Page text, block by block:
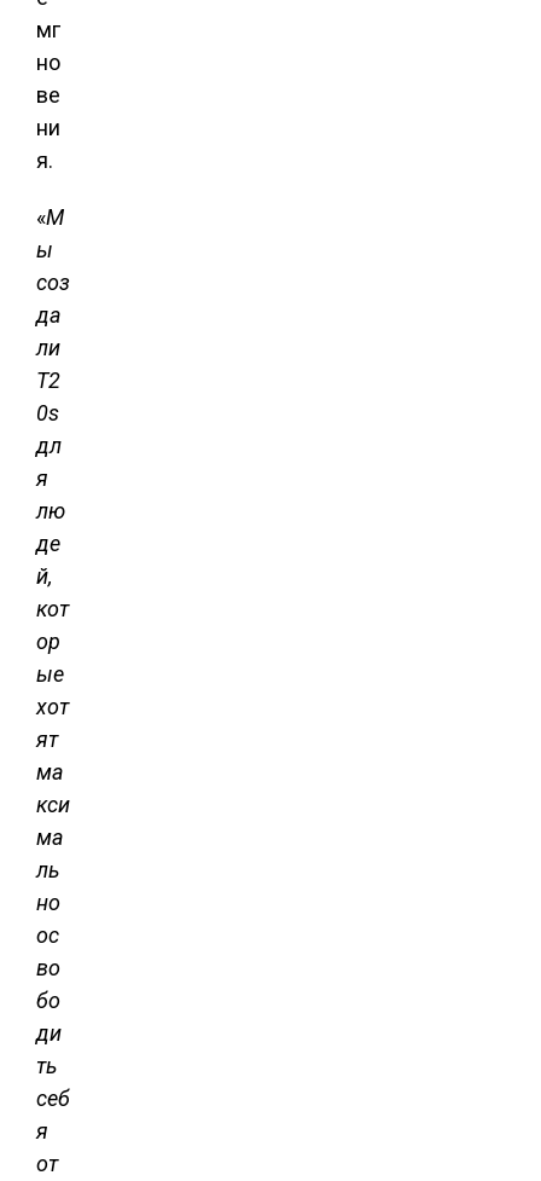
мг
но
ве
ни
я.
«М
ы
соз
да
ли
T2
0s
дл
я
лю
де
й,
кот
ор
ые
хот
ят
ма
кси
ма
ль
но
ос
во
бо
ди
ть
себ
я
от